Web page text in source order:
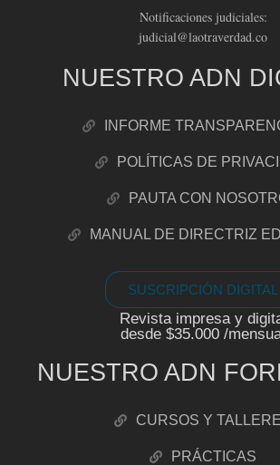
Notificaciones judiciales:
judicial@laotraverdad.co
NUESTRO ADN
INFORME
POLÍTICAS DE
PAUTA CON
MANUAL DE DIRECTRIZ
SUSCRIPCIÓN DIGITAL
Revista impresa y
desde $35.000 /
NUESTRO ADN
CURSOS Y
PRÁCTICAS